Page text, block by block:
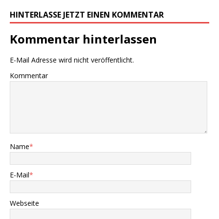
HINTERLASSE JETZT EINEN KOMMENTAR
Kommentar hinterlassen
E-Mail Adresse wird nicht veröffentlicht.
Kommentar
Name*
E-Mail*
Webseite